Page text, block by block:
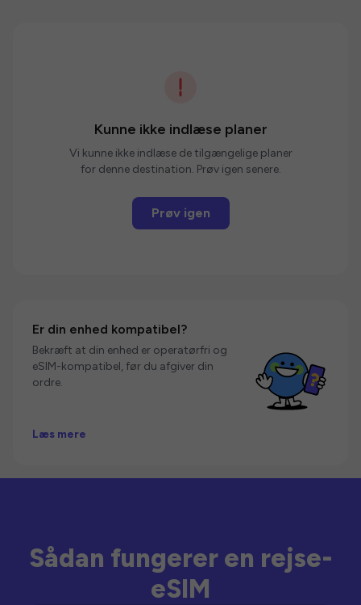
Kunne ikke indlæse planer
Vi kunne ikke indlæse de tilgængelige planer
for denne destination. Prøv igen senere.
Prøv igen
Er din enhed kompatibel?
Bekræft at din enhed er operatørfri og
eSIM-kompatibel, før du afgiver din
ordre.
Læs mere
Sådan fungerer en rejse-
eSIM